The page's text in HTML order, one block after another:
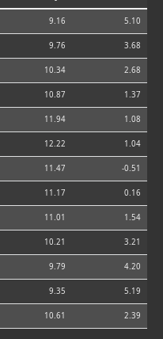
9.16 5.10
9.76 3.68
10.34 2.68
10.87 1.37
11.94 1.08
12.22 1.04
11.47 -0.51
11.17 0.16
11.01 1.54
10.21 3.21
9.79 4.20
9.35 5.19
10.61 2.39